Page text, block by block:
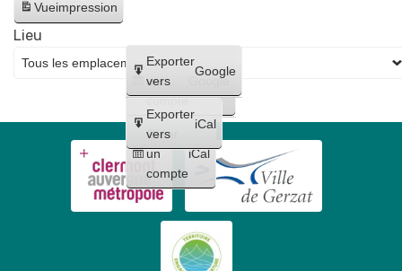
Vueimpression
Créer
un
compte
Google
Créer
un
compte
iCal
Exporter
vers
Google
Exporter
vers
iCal
Lieu